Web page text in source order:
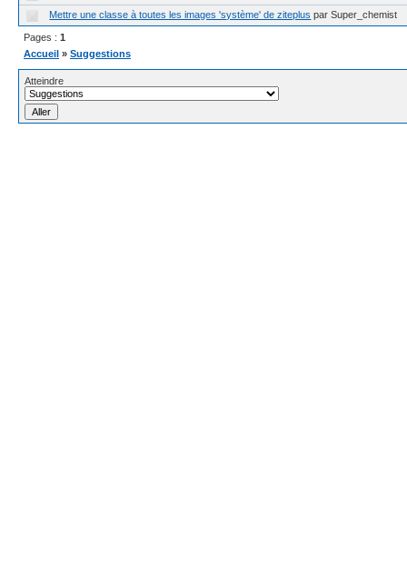
Mettre une classe à toutes les images 'système' de ziteplus par Super_chemist
Pages : 1
Accueil » Suggestions
Atteindre